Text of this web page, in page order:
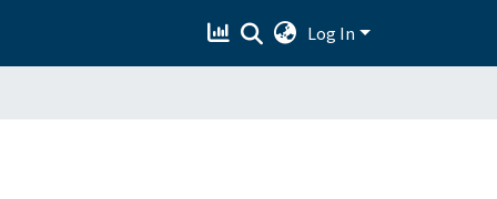
Log In